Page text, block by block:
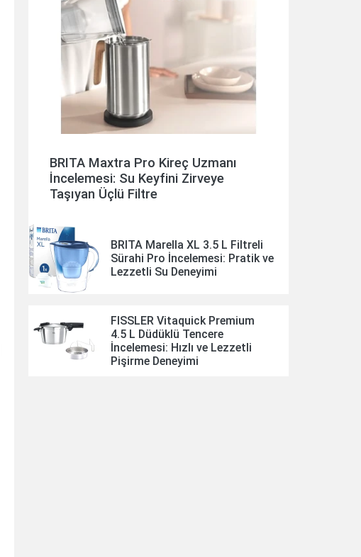
BRITA Maxtra Pro Kireç Uzmanı
İncelemesi: Su Keyfini Zirveye
Taşıyan Üçlü Filtre
BRITA Marella XL 3.5 L Filtreli
Sürahi Pro İncelemesi: Pratik ve
Lezzetli Su Deneyimi
FISSLER Vitaquick Premium
4.5 L Düdüklü Tencere
İncelemesi: Hızlı ve Lezzetli
Pişirme Deneyimi